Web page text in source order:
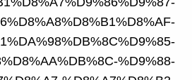
%D9%88-